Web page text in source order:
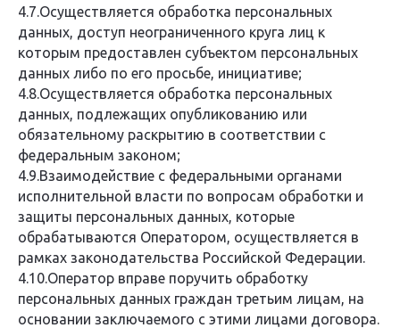
4.7.Осуществляется обработка персональных
данных, доступ неограниченного круга лиц к
которым предоставлен субъектом персональных
данных либо по его просьбе, инициативе;
4.8.Осуществляется обработка персональных
данных, подлежащих опубликованию или
обязательному раскрытию в соответствии с
федеральным законом;
4.9.Взаимодействие с федеральными органами
исполнительной власти по вопросам обработки и
защиты персональных данных, которые
обрабатываются Оператором, осуществляется в
рамках законодательства Российской Федерации.
4.10.Оператор вправе поручить обработку
персональных данных граждан третьим лицам, на
основании заключаемого с этими лицами договора.